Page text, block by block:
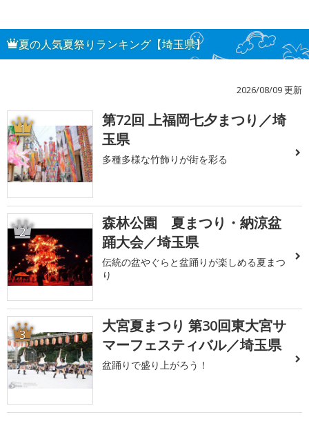
夏の人気夏祭りランキング【埼玉県】
2026/08/09 更新
1
第72回 上福岡七夕まつり／埼
玉県
多種多様な竹飾りが街を彩る
2
森林公園 夏まつり・納涼盆
踊大会／埼玉県
伝統の盆やぐらと盆踊りが楽しめる夏まつ
り
3
大宮夏まつり 第30回東大宮サ
マーフェスティバル／埼玉県
盆踊りで盛り上がろう！